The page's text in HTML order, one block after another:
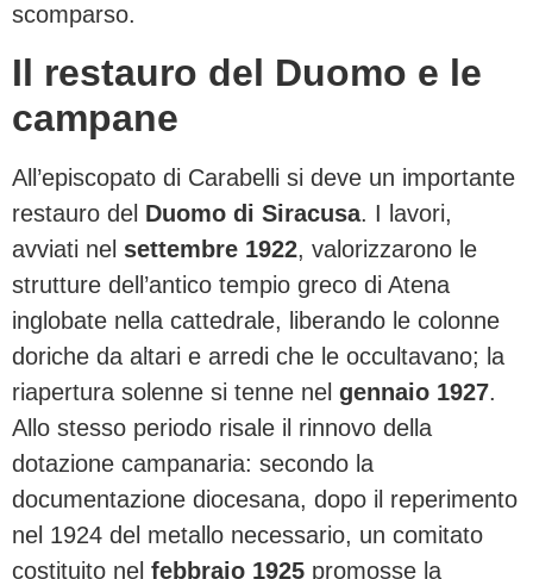
scomparso.
Il restauro del Duomo e le
campane
All’episcopato di Carabelli si deve un importante
restauro del Duomo di Siracusa. I lavori,
avviati nel settembre 1922, valorizzarono le
strutture dell’antico tempio greco di Atena
inglobate nella cattedrale, liberando le colonne
doriche da altari e arredi che le occultavano; la
riapertura solenne si tenne nel gennaio 1927.
Allo stesso periodo risale il rinnovo della
dotazione campanaria: secondo la
documentazione diocesana, dopo il reperimento
nel 1924 del metallo necessario, un comitato
costituito nel febbraio 1925 promosse la